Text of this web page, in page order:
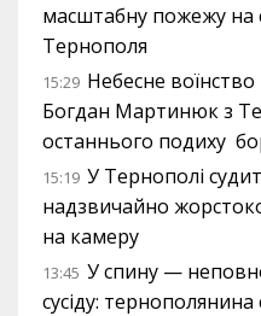
масштабну пожежу на
Тернополя
15:29 Небесне
Богдан Мартинюк з
останнього подиху
15:19 У Тернополі
надзвичайно
на камеру
13:45 У спину —
сусіду: